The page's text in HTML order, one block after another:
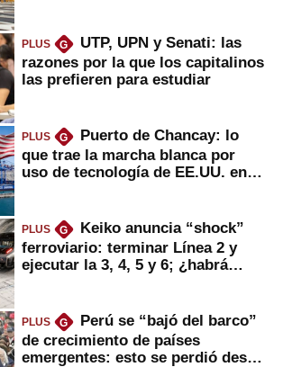
PLUS G
UTP, UPN y Senati: las
razones por la que los capitalinos
las prefieren para estudiar
PLUS G
Puerto de Chancay: lo
que trae la marcha blanca por
uso de tecnología de EE.UU. en
PLUS G
Keiko anuncia “shock”
ferroviario: terminar Línea 2 y
ejecutar la 3, 4, 5 y 6; ¿habrá
PLUS G
Perú se “bajó del barco”
de crecimiento de países
emergentes: esto se perdió desde